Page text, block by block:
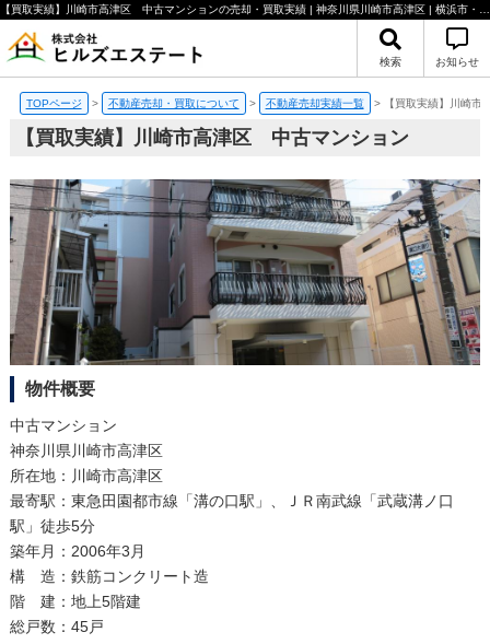
検索 お知らせ
TOPページ > 不動産売却・買取について > 不動産売却実績一覧 > 【買取実績】川崎
【買取実績】川崎市高津区 中古マンション
物件概要
中古マンション
神奈川県川崎市高津区
所在地：川崎市高津区
最寄駅：東急田園都市線「溝の口駅」、ＪＲ南武線「武蔵溝ノ口
駅」徒歩5分
築年月：2006年3月
構 造：鉄筋コンクリート造
階 建：地上5階建
総戸数：45戸